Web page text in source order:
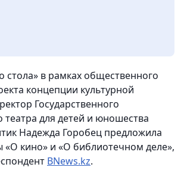
стола» в рамках общественного
концепции культурной
Государственного
театра для детей и юношества
Надежда Горобец предложила
«О кино» и «О библиотечном деле»,
BNews.kz.